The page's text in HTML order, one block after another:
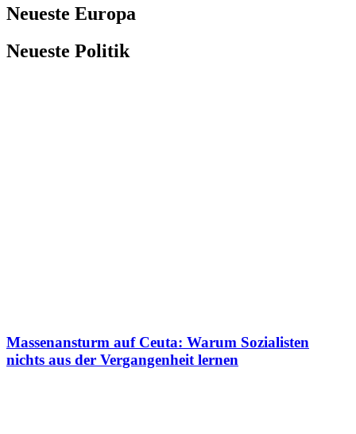
Neueste Europa
Neueste Politik
Massenansturm auf Ceuta: Warum Sozialisten
nichts aus der Vergangenheit lernen